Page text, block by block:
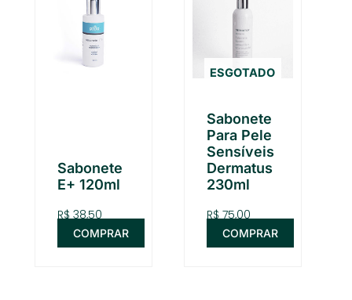
Sabonete
E+ 120ml
R$38,50
COMPRAR
ESGOTADO
Sabonete
Para Pele
Sensíveis
Dermatus
230ml
R$75,00
COMPRAR